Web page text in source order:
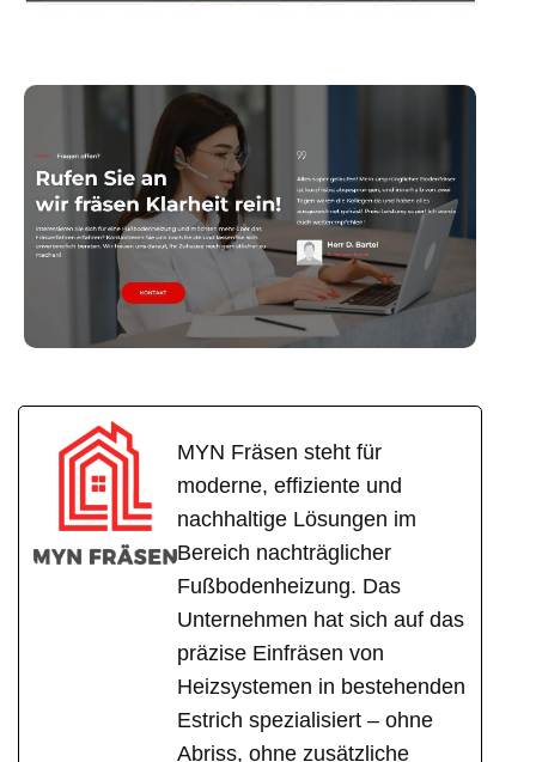
MYN Fräsen steht für
moderne, effiziente und
nachhaltige Lösungen im
Bereich nachträglicher
Fußbodenheizung. Das
Unternehmen hat sich auf das
präzise Einfräsen von
Heizsystemen in bestehenden
Estrich spezialisiert – ohne
Abriss, ohne zusätzliche